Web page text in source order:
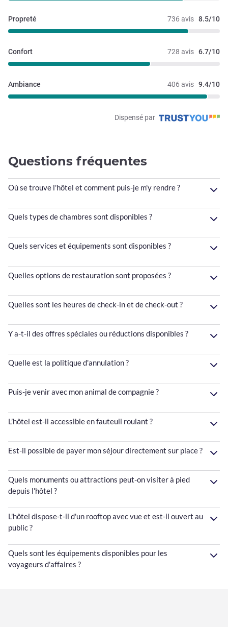
736 avis 8.5/10
Propreté
728 avis 6.7/10
Confort
406 avis 9.4/10
Ambiance
Dispensé par
Questions fréquentes
Où se trouve l'hôtel et comment puis-je m'y rendre ?
Quels types de chambres sont disponibles ?
Quels services et équipements sont disponibles ?
Quelles options de restauration sont proposées ?
Quelles sont les heures de check-in et de check-out ?
Y a-t-il des offres spéciales ou réductions disponibles ?
Quelle est la politique d'annulation ?
Puis-je venir avec mon animal de compagnie ?
L’hôtel est-il accessible en fauteuil roulant ?
Est-il possible de payer mon séjour directement sur place ?
Quels monuments ou attractions peut-on visiter à pied
depuis l'hôtel ?
L'hôtel dispose-t-il d'un rooftop avec vue et est-il ouvert au
public ?
Quels sont les équipements disponibles pour les
voyageurs d'affaires ?